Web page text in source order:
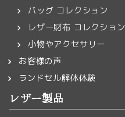
バッグ コレクション
レザー財布 コレクション
小物やアクセサリー
お客様の声
ランドセル解体体験
レザー製品